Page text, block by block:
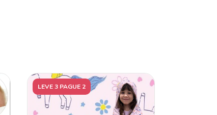
LEVE 3 PAGUE 2